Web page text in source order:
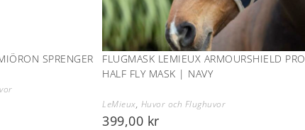
SPRENGER
FLUGMASK LEMIEUX ARMOURSHIELD PRO
HALF FLY MASK | NAVY
LeMieux, Huvor och Flughuvor
399,00 kr